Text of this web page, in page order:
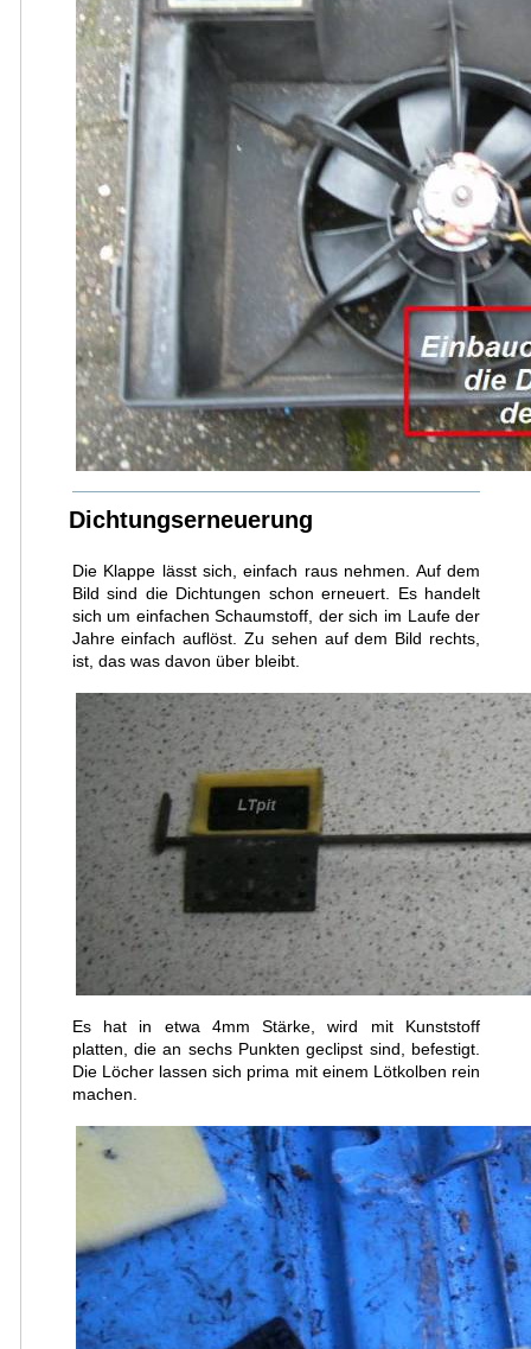
Dichtungserneuerung
Die Klappe lässt sich, einfach raus nehmen. Auf dem
Bild sind die Dichtungen schon erneuert. Es handelt
sich um einfachen Schaumstoff, der sich im Laufe der
Jahre einfach auflöst. Zu sehen auf dem Bild rechts,
ist, das was davon über bleibt.
Es hat in etwa 4mm Stärke, wird mit Kunststoff
platten, die an sechs Punkten geclipst sind, befestigt.
Die Löcher lassen sich prima mit einem Lötkolben rein
machen.